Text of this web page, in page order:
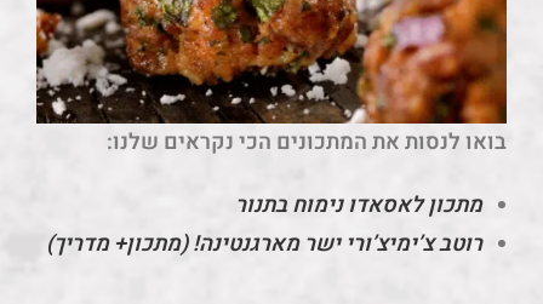
בואו לנסות את המתכונים הכי נקראים שלנו:
מתכון לאסאדו נימוח בתנור
רוטב צ’ימיצ’ורי ישר מארגנטינה! (מתכון+ מדריך)